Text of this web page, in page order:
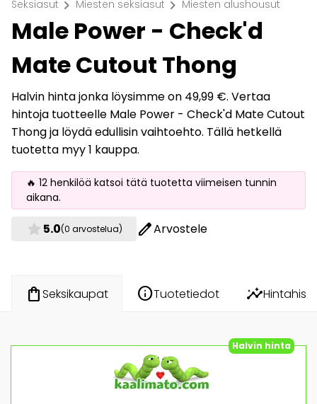
Seksiasut chevron_right Miesten seksiasut chevron_right Miesten alushousut
Male Power - Check'd
Mate Cutout Thong
Halvin hinta jonka löysimme on 49,99 €. Vertaa
hintoja tuotteelle Male Power - Check'd Mate Cutout
Thong ja löydä edullisin vaihtoehto. Tällä hetkellä
tuotetta myy 1 kauppa.
🔥 12 henkilöä katsoi tätä tuotetta viimeisen tunnin
aikana.
star 5.0(0 arvostelua) editArvostele
shopping_bagSeksikaupat infoTuotetiedot insights
Halvin hinta